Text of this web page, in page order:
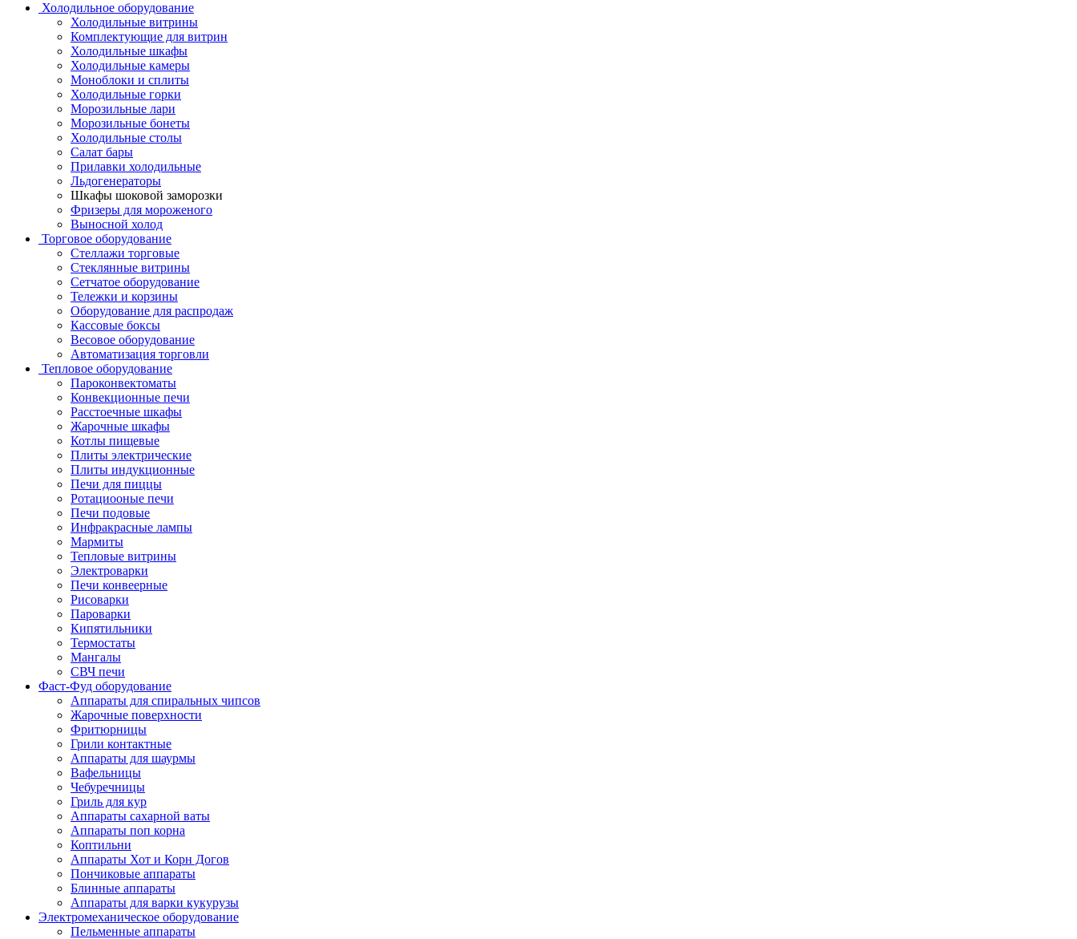
Холодильное оборудование
Холодильные витрины
Комплектующие для витрин
Холодильные шкафы
Холодильные камеры
Моноблоки и сплиты
Холодильные горки
Морозильные лари
Морозильные бонеты
Холодильные столы
Салат бары
Прилавки холодильные
Льдогенераторы
Шкафы шоковой заморозки
Фризеры для мороженого
Выносной холод
Торговое оборудование
Стеллажи торговые
Стеклянные витрины
Сетчатое оборудование
Тележки и корзины
Оборудование для распродаж
Кассовые боксы
Весовое оборудование
Автоматизация торговли
Тепловое оборудование
Пароконвектоматы
Конвекционные печи
Расстоечные шкафы
Жарочные шкафы
Котлы пищевые
Плиты электрические
Плиты индукционные
Печи для пиццы
Ротациооные печи
Печи подовые
Инфракрасные лампы
Мармиты
Тепловые витрины
Электроварки
Печи конвеерные
Рисоварки
Пароварки
Кипятильники
Термостаты
Мангалы
СВЧ печи
Фаст-Фуд оборудование
Аппараты для спиральных чипсов
Жарочные поверхности
Фритюрницы
Грили контактные
Аппараты для шаурмы
Вафельницы
Чебуречницы
Гриль для кур
Аппараты сахарной ваты
Аппараты поп корна
Коптильни
Аппараты Хот и Корн Догов
Пончиковые аппараты
Блинные аппараты
Аппараты для варки кукурузы
Электромеханическое оборудование
Пельменные аппараты